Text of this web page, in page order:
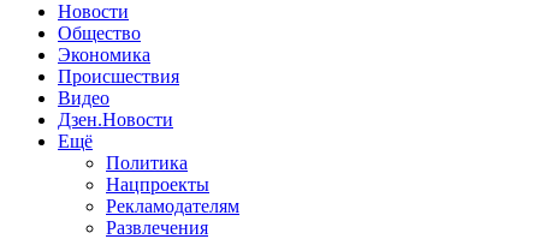
Новости
Общество
Экономика
Происшествия
Видео
Дзен.Новости
Ещё
Политика
Нацпроекты
Рекламодателям
Развлечения